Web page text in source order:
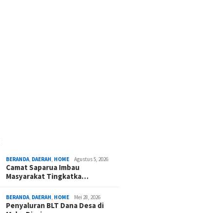
BERANDA DAERAH HOME Agustus 5, 2026
Camat Saparua Imbau
Masyarakat Tingkatka…
BERANDA DAERAH HOME Mei 28, 2026
Penyaluran BLT Dana Desa di